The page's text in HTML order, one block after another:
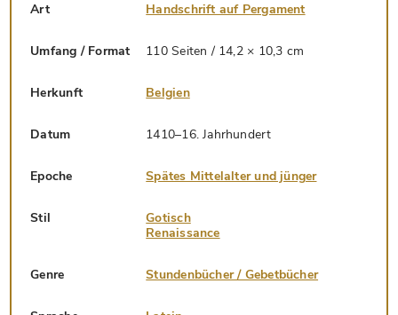
Art Handschrift auf Pergament
Umfang / Format 110 Seiten / 14,2 × 10,3 cm
Herkunft Belgien
Datum 1410–16. Jahrhundert
Epoche Spätes Mittelalter und jünger
Stil
Gotisch
Renaissance
Genre Stundenbücher / Gebetbücher